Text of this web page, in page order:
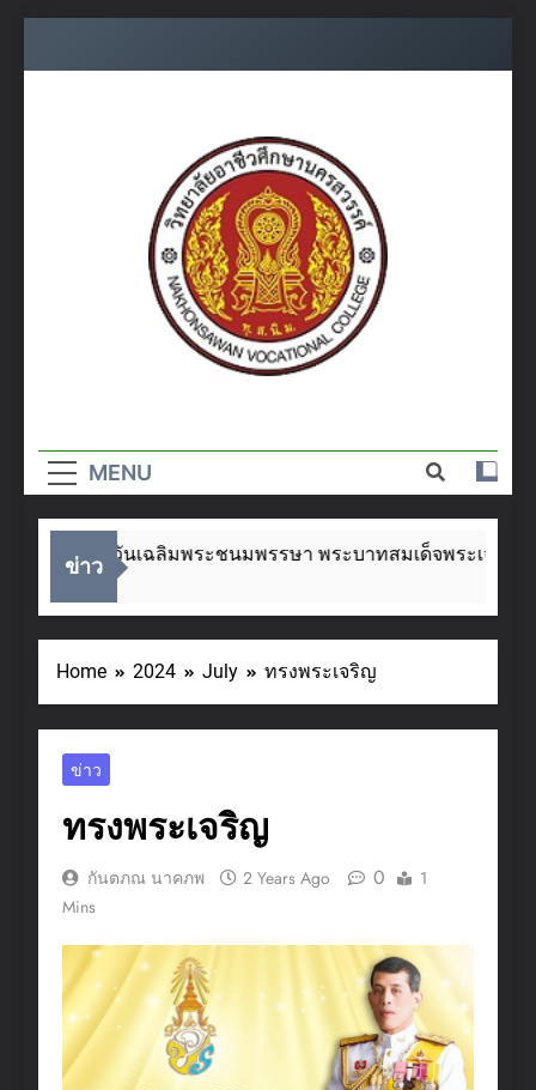
อาชีวศึกษา
นครสวรรค์
MENU
ข่าว
ในโอกาสวันเฉลิมพระชนมพรรษา พระบาทสมเด็จพระเจ้าอยู่หั
Home 2024 July ทรงพระเจริญ
ข่าว
ทรงพระเจริญ
กันตภณ นาคภพ 2 Years Ago 0
1
Mins